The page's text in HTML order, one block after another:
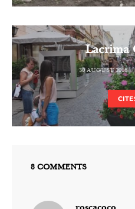
Lacrima
30 AUGUST 2016
8 COMMENTS